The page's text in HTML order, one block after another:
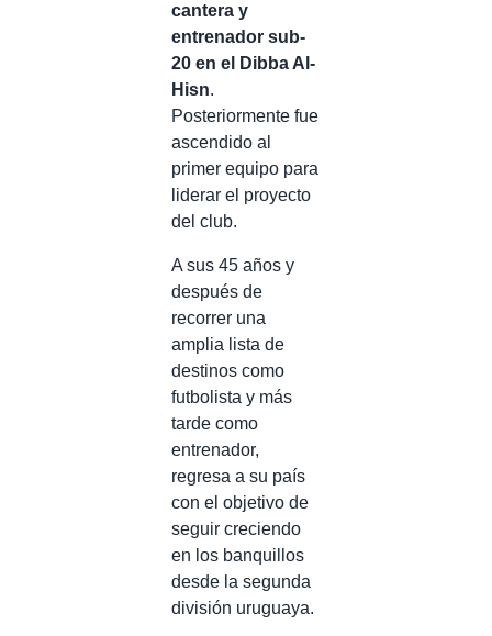
cantera y
entrenador sub-
20 en el Dibba Al-
Hisn.
Posteriormente fue
ascendido al
primer equipo para
liderar el proyecto
del club.
A sus 45 años y
después de
recorrer una
amplia lista de
destinos como
futbolista y más
tarde como
entrenador,
regresa a su país
con el objetivo de
seguir creciendo
en los banquillos
desde la segunda
división uruguaya.